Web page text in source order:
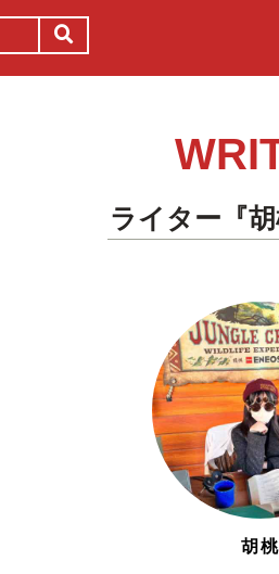
ライター『
胡桃